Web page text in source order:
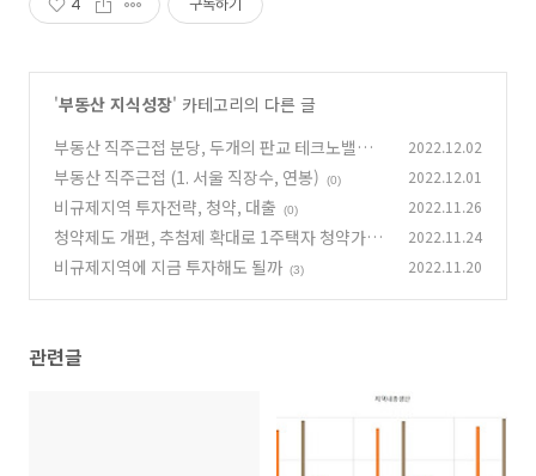
4 구독하기
'부동산 지식성장' 카테고리의 다른 글
부동산 직주근접 분당, 두개의 판교 테크노밸리
(0)
2022.12.02
부동산 직주근접 (1. 서울 직장수, 연봉) (0) 2022.12.01
비규제지역 투자전략, 청약, 대출 (0) 2022.11.26
청약제도 개편, 추첨제 확대로 1주택자 청약가능
(0)
2022.11.24
비규제지역에 지금 투자해도 될까 (3) 2022.11.20
관련글